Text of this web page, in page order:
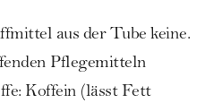
aus der Tube keine.
Pflegemitteln
Koffein (lässt Fett